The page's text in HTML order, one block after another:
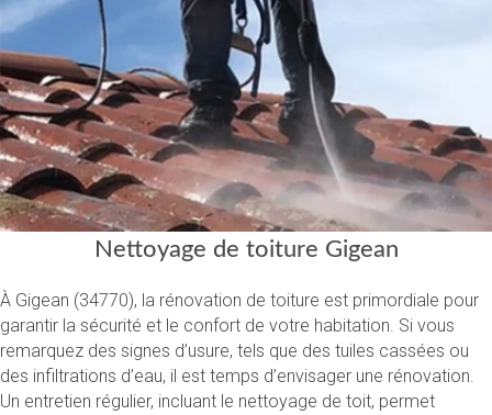
Nettoyage de toiture Gigean
À Gigean (34770), la rénovation de toiture est primordiale pour
garantir la sécurité et le confort de votre habitation. Si vous
remarquez des signes d’usure, tels que des tuiles cassées ou
des infiltrations d’eau, il est temps d’envisager une rénovation.
Un entretien régulier, incluant le nettoyage de toit, permet